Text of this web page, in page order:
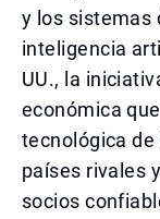
y los sistemas
inteligencia
UU., la
económica
tecnológica de
países rivales
socios